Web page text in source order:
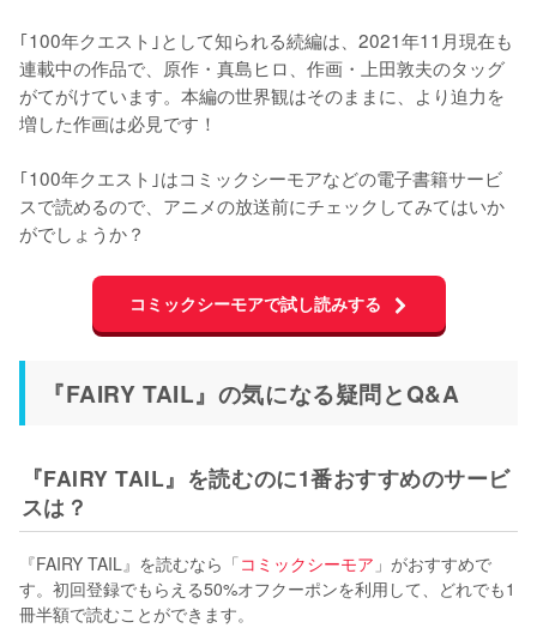
｢100年クエスト｣として知られる続編は、2021年11月現在も
連載中の作品で、原作・真島ヒロ、作画・上田敦夫のタッグ
がてがけています。本編の世界観はそのままに、より迫力を
増した作画は必見です！
｢100年クエスト｣はコミックシーモアなどの電子書籍サービ
スで読めるので、アニメの放送前にチェックしてみてはいか
がでしょうか？
コミックシーモアで試し読みする
『FAIRY TAIL』の気になる疑問とQ&A
『FAIRY TAIL』を読むのに1番おすすめのサービ
スは？
『FAIRY TAIL』を読むなら「コミックシーモア 」がおすすめで
す。初回登録でもらえる50%オフクーポンを利用して、どれでも1
冊半額で読むことができます。